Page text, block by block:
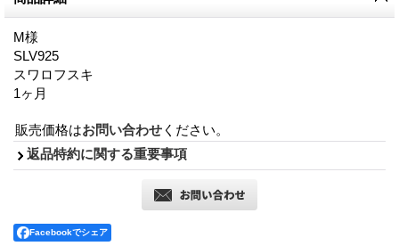
M様
SLV925
スワロフスキ
1ヶ月
販売価格はお問い合わせ ください。
返品特約に関する重要事項
Facebookでシェア